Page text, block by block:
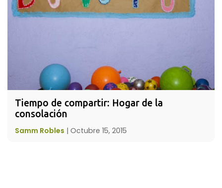
Tiempo de compartir: Hogar de la
consolación
Samm Robles | Octubre 15, 2015